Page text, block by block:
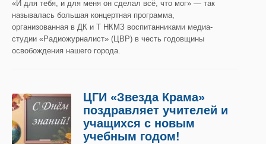
«И для тебя, и для меня он сделал всё, что мог» — так
называлась большая концертная программа,
организованная в ДК и Т НКМЗ воспитанниками медиа-
студии «Радиожурналист» (ЦВР) в честь годовщины
освобождения нашего города.
ЦГИ «Звезда Крама»
поздравляет учителей и
учащихся с новым
учебным годом!